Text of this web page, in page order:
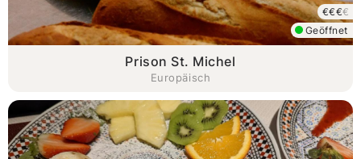
Prison St. Michel
Europäisch
Geöffnet
€€€€